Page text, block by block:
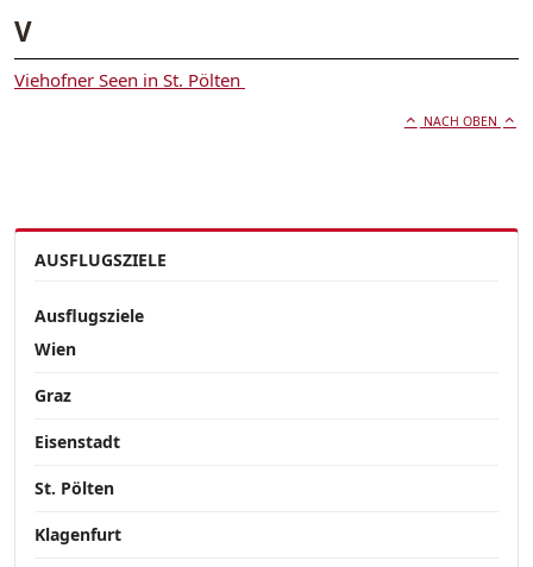
V
Viehofner Seen in St. Pölten
NACH OBEN
AUSFLUGSZIELE
Ausflugsziele
Wien
Graz
Eisenstadt
St. Pölten
Klagenfurt